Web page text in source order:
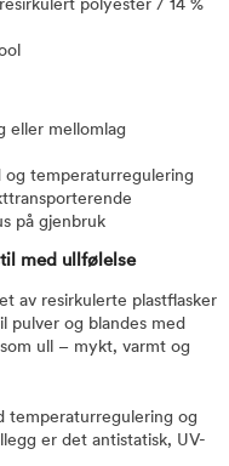
polyester / 14 %
eller mellomlag
og temperaturregulering
på gjenbruk
med ullfølelse
av resirkulerte plastflasker
pulver og blandes med
ull – mykt, varmt og
temperaturregulering og
er det antistatisk, UV-